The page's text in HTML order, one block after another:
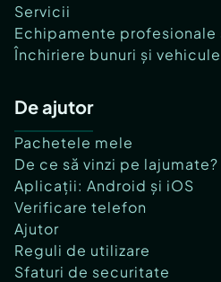
Servicii
Echipamente profesionale
Închiriere bunuri și vehicule
De ajutor
Pachetele mele
De ce să vinzi pe lajumate?
Aplicații: Android și iOS
Verificare telefon
Ajutor
Reguli de utilizare
Sfaturi de securitate